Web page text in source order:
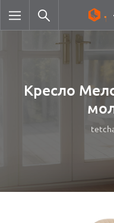
Кресло